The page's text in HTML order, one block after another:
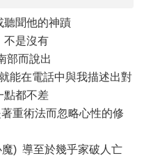
聽聞他的神蹟
不是沒有
部而說出
能在電話中與我描述出對
點都不差
重術法而忽略心性的修
) 導至於幾乎家破人亡